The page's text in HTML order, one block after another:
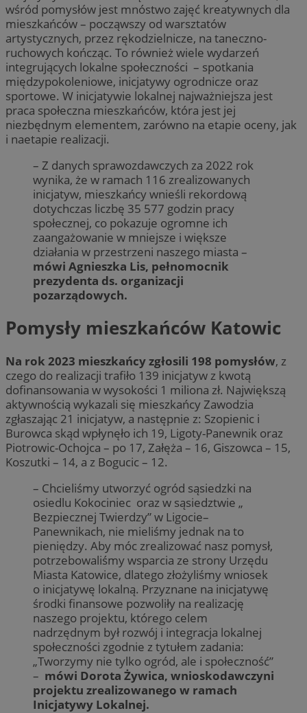
wśród pomysłów jest mnóstwo zajęć kreatywnych dla
mieszkańców – począwszy od warsztatów
artystycznych, przez rękodzielnicze, na taneczno-
ruchowych kończąc. To również wiele wydarzeń
integrujących lokalne społeczności – spotkania
międzypokoleniowe, inicjatywy ogrodnicze oraz
sportowe. W inicjatywie lokalnej najważniejsza jest
praca społeczna mieszkańców, która jest jej
niezbędnym elementem, zarówno na etapie oceny, jak
i naetapie realizacji.
– Z danych sprawozdawczych za 2022 rok
wynika, że w ramach 116 zrealizowanych
inicjatyw, mieszkańcy wnieśli rekordową
dotychczas liczbę 35 577 godzin pracy
społecznej, co pokazuje ogromne ich
zaangażowanie w mniejsze i większe
działania w przestrzeni naszego miasta –
mówi Agnieszka Lis, pełnomocnik
prezydenta ds. organizacji
pozarządowych.
Pomysły mieszkańców Katowic
Na rok 2023 mieszkańcy zgłosili 198 pomysłów, z
czego do realizacji trafiło 139 inicjatyw z kwotą
dofinansowania w wysokości 1 miliona zł. Największą
aktywnością wykazali się mieszkańcy Zawodzia
zgłaszając 21 inicjatyw, a następnie z: Szopienic i
Burowca skąd wpłynęło ich 19, Ligoty-Panewnik oraz
Piotrowic-Ochojca – po 17, Załęża – 16, Giszowca – 15,
Koszutki – 14, a z Bogucic – 12.
– Chcieliśmy utworzyć ogród sąsiedzki na
osiedlu Kokociniec oraz w sąsiedztwie „
Bezpiecznej Twierdzy” w Ligocie–
Panewnikach, nie mieliśmy jednak na to
pieniędzy. Aby móc zrealizować nasz pomysł,
potrzebowaliśmy wsparcia ze strony Urzędu
Miasta Katowice, dlatego złożyliśmy wniosek
o inicjatywę lokalną. Przyznane na inicjatywę
środki finansowe pozwoliły na realizację
naszego projektu, którego celem
nadrzędnym był rozwój i integracja lokalnej
społeczności zgodnie z tytułem zadania:
„Tworzymy nie tylko ogród, ale i społeczność”
– mówi Dorota Żywica, wnioskodawczyni
projektu zrealizowanego w ramach
Inicjatywy Lokalnej.